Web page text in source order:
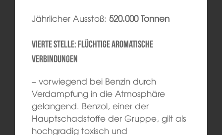
Jährlicher Ausstoß: 520.000 Tonnen
Vierte Stelle: Flüchtige Aromatische
Verbindungen
– vorwiegend bei Benzin durch
Verdampfung in die Atmosphäre
gelangend. Benzol, einer der
Hauptschadstoffe der Gruppe, gilt als
hochgradig toxisch und